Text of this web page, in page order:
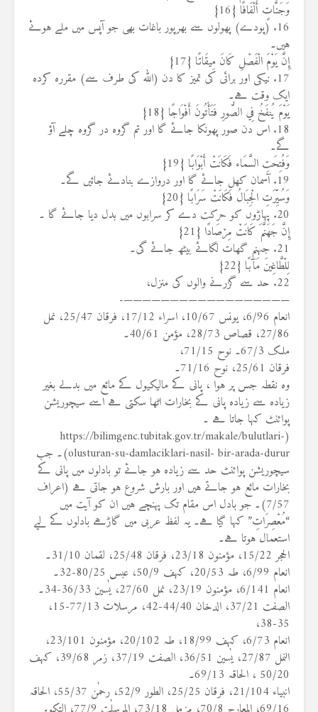
وَجَنَّاتٍ أَلْفَافًا {16}
16. (پودے) پھولوں سے بھرپور باغات بھی جو آپس میں ملے ہوئے
ہیں۔
إِنَّ يَوْمَ الْفَصْلِ كَانَ مِيقَاتًا {17}
17. نیکی اور برائی کی تمیز کا دن (اللہ کی طرف سے) مقررہ کردہ
ایک وقت ہے۔
يَوْمَ يُنفَخُ فِي الصُّورِ فَتَأْتُونَ أَفْوَاجًا {18}
18. اس دن صور پھونکا جائے گا اور تم گروہ در گروہ چلے آؤ
گے۔
وَفُتِحَتِ السَّمَاء فَكَانَتْ أَبْوَابًا {19}
وَسُيِّرَتِ الْجِبَالُ فَكَانَتْ سَرَابًا {20}
إِنَّ جَهَنَّمَ كَانَتْ مِرْصَادًا {21}
لِلْطَّاغِينَ مَآبًا {22}
——————————————————-
انعام 6/96، یونس 10/67، اسراء 17/12، فرقان 25/47، نمل
27/86، قصاص 28/73، مؤمن 40/61۔
ملک 67/3۔ نوح 71/15،
فرقان 25/61، نوح 71/16۔
وہ نقطہ جس پر ہوا ، پانی کے مالیکیول کے مائع میں بدلے بغیر
زیادہ سے زیادہ پانی کے بخارات اٹھا سکتی ہے اسے سیچوریشن
پوائنٹ کہا جاتا ہے ۔
(https://bilimgenc.tubitak.gov.tr/makale/bulutlari-
olusturan-su-damlaciklari-nasil- bir-arada-durur)۔ جب
سیچوریشن پوائنٹ حد سے زیادہ ہو جائے تو بادلوں میں پانی کے
بخارات مائع ہو جاتے ہیں اور بارش شروع ہو جاتی ہے (اعراف
7/57)۔ جو بادل اس مقام تک پہنچے ہیں ان کو آیت میں
“مُعْصِرَاتِ” کہا گیا ہے۔ یہ لفظ عربی میں گاڑھے بادلوں کے لیے
استعمال ہوتا ہے۔
الحجر 15/22، مؤمنون 23/18، فرقان 25/48، لقمان 31/10۔
انعام 6/99، طہ 20/53، کہف 50/9، عبس 80/25-32۔
انعام 6/141، مؤمنون 23/19، نمل 27/60، یٰسین 36/33-34۔
الصفت 37/21، الدخان 44/40-42، مرسلات 77/13-15،
انعام 6/73، کہف 18/99، طہ 20/102، مؤمنون 23/101،
النمل 27/87، یٰسین 36/51، الصفت 37/19، زمر 39/68، کہف
50/20 ، الحاقہ 69/13۔
انبیاء 21/104، فرقان 25/25، الطور 52/9، رحمٰن 55/37، الحاقہ